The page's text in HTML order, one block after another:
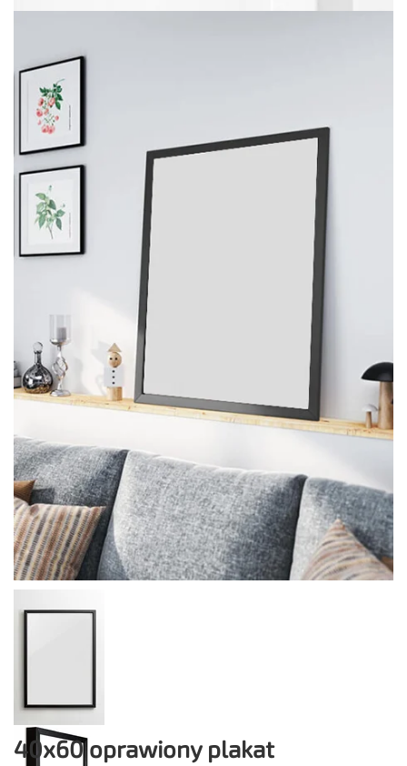
40x60 oprawiony plakat